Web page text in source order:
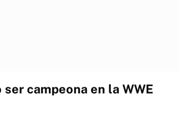
campeona en la WWE